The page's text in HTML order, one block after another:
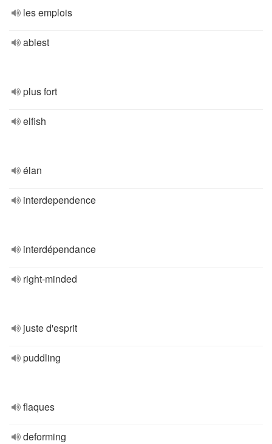
les emplois
ablest
plus fort
elfish
élan
interdependence
interdépendance
right-minded
juste d'esprit
puddling
flaques
deforming